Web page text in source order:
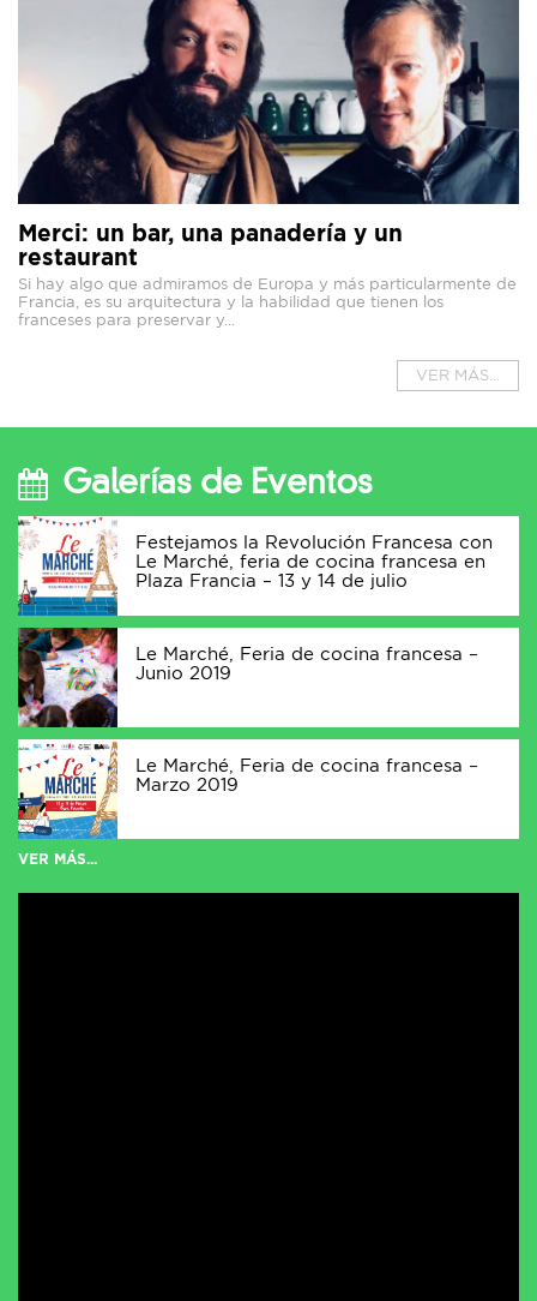
Merci: un bar, una panadería y un
restaurant
Si hay algo que admiramos de Europa y más particularmente de
Francia, es su arquitectura y la habilidad que tienen los
franceses para preservar y...
VER MÁS...
Galerías de Eventos
Festejamos la Revolución Francesa con
Le Marché, feria de cocina francesa en
Plaza Francia – 13 y 14 de julio
Le Marché, Feria de cocina francesa –
Junio 2019
Le Marché, Feria de cocina francesa –
Marzo 2019
VER MÁS...